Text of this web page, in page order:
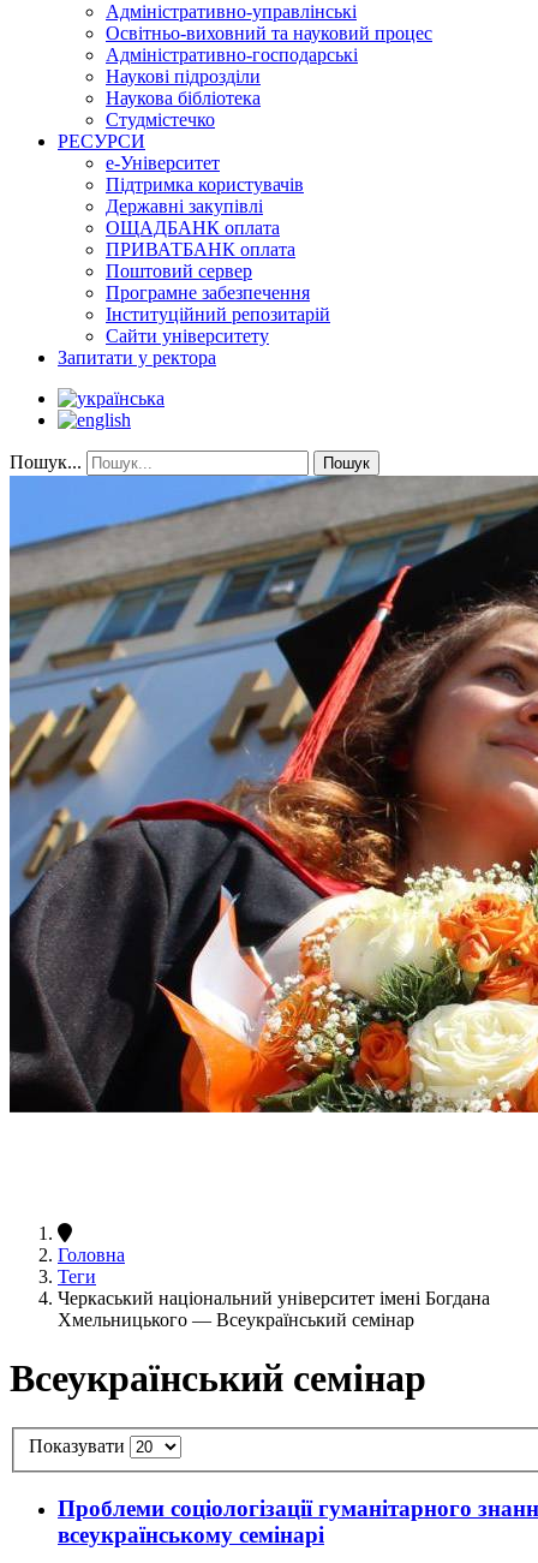
Адміністративно-управлінські
Освітньо-виховний та науковий процес
Адміністративно-господарські
Наукові підрозділи
Наукова бібліотека
Студмістечко
РЕСУРСИ
е-Університет
Підтримка користувачів
Державні закупівлі
ОЩАДБАНК оплата
ПРИВАТБАНК оплата
Поштовий сервер
Програмне забезпечення
Інституційний репозитарій
Сайти університету
Запитати у ректора
Пошук... Пошук
Головна
Теги
Черкаський національний університет імені Богдана
Хмельницького — Всеукраїнський семінар
Всеукраїнський семінар
Показувати
Проблеми соціологізації гуманітарного
всеукраїнському семінарі